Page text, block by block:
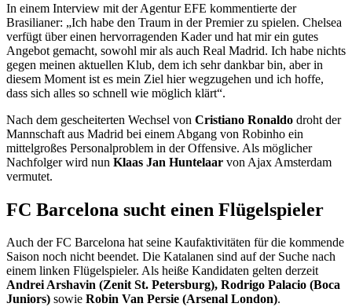
In einem Interview mit der Agentur EFE kommentierte der
Brasilianer:
Ich habe den Traum in der Premier zu spielen. Chelsea
verfügt über einen hervorragenden Kader und hat mir ein gutes
Angebot gemacht, sowohl mir als auch Real Madrid. Ich habe nichts
gegen meinen aktuellen Klub, dem ich sehr dankbar bin, aber in
diesem Moment ist es mein Ziel hier wegzugehen und ich hoffe,
dass sich alles so schnell wie möglich klärt .
Nach dem gescheiterten Wechsel von Cristiano Ronaldo droht der
Mannschaft aus Madrid bei einem Abgang von Robinho ein
mittelgroßes Personalproblem in der Offensive. Als möglicher
Nachfolger wird nun Klaas Jan Huntelaar von Ajax Amsterdam
vermutet.
FC Barcelona sucht einen Flügelspieler
Auch der FC Barcelona hat seine Kaufaktivitäten für die kommende
Saison noch nicht beendet. Die Katalanen sind auf der Suche nach
einem linken Flügelspieler. Als heiße Kandidaten gelten derzeit
Andrei Arshavin (Zenit St. Petersburg), Rodrigo Palacio (Boca
Juniors) sowie Robin Van Persie (Arsenal London).